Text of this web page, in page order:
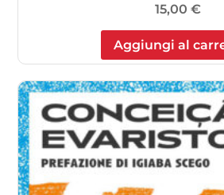
15,00 €
Aggiungi al